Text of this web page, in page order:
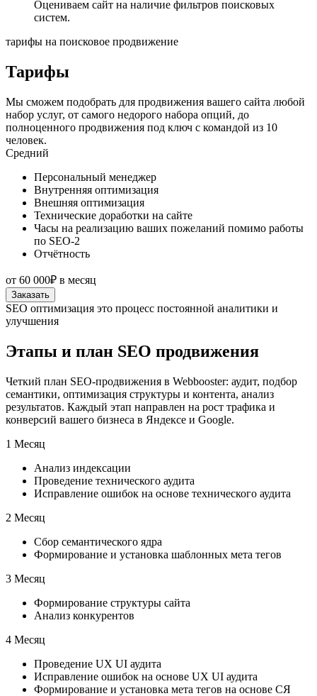
Оцениваем сайт на наличие фильтров поисковых
систем.
тарифы на поисковое продвижение
Тарифы
Мы сможем подобрать для продвижения вашего сайта любой
набор услуг, от самого недорого набора опций, до
полноценного продвижения под ключ с командой из 10
человек.
Средний
Персональный менеджер
Внутренняя оптимизация
Внешняя оптимизация
Технические доработки на сайте
Часы на реализацию ваших пожеланий помимо работы
по SEO-2
Отчётность
от 60 000₽ в месяц
Заказать
SEO оптимизация это процесс постоянной аналитики и
улучшения
Этапы и план SEO продвижения
Четкий план SEO-продвижения в Webbooster: аудит, подбор
семантики, оптимизация структуры и контента, анализ
результатов. Каждый этап направлен на рост трафика и
конверсий вашего бизнеса в Яндексе и Google.
1 Месяц
Анализ индексации
Проведение технического аудита
Исправление ошибок на основе технического аудита
2 Месяц
Сбор семантического ядра
Формирование и установка шаблонных мета тегов
3 Месяц
Формирование структуры сайта
Анализ конкурентов
4 Месяц
Проведение UX UI аудита
Исправление ошибок на основе UX UI аудита
Формирование и установка мета тегов на основе СЯ